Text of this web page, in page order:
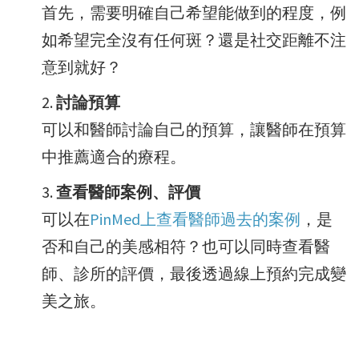
首先，需要明確自己希望能做到的程度，例
如希望完全沒有任何斑？還是社交距離不注
意到就好？
討論預算
可以和醫師討論自己的預算，讓醫師在預算
中推薦適合的療程。
查看醫師案例、評價
可以在PinMed上查看醫師過去的案例 ，是
否和自己的美感相符？也可以同時查看醫
師、診所的評價，最後透過線上預約完成變
美之旅。